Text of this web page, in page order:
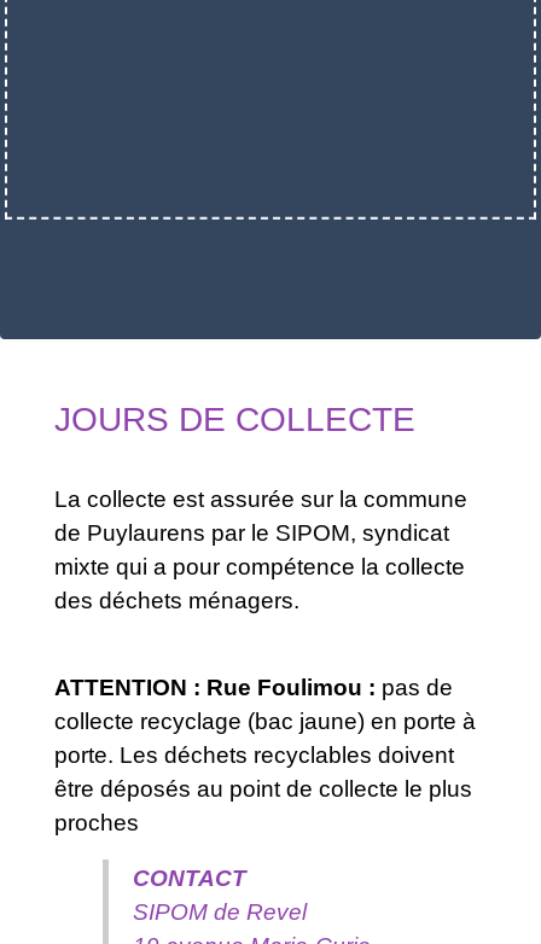
JOURS DE COLLECTE
La collecte est assurée sur la commune
de Puylaurens par le SIPOM, syndicat
mixte qui a pour compétence la collecte
des déchets ménagers.
ATTENTION : Rue Foulimou : pas de
collecte recyclage (bac jaune) en porte à
porte. Les déchets recyclables doivent
être déposés au point de collecte le plus
proches
CONTACT
SIPOM de Revel